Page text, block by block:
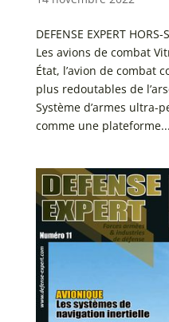
DEFENSE EXPERT
Les avions de combat
État, l’avion de combat
plus redoutables de
Système d’armes ultra-
comme une plateforme...